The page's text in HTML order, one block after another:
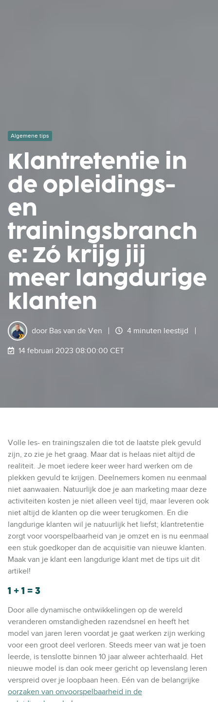
Algemene tips
Klantretentie in
de opleidings-
en
trainingsbranch
e: Zó krijg jij
meer langdurige
klanten
door Bas van de Ven 4 minuten leestijd
14 februari 2023 08:00:00 CET
Volle les- en trainingszalen die tot de laatste plek gevuld
zijn, zo zie je het graag. Maar dat is helaas niet altijd de
realiteit. Je moet iedere keer weer hard werken om de
plekken gevuld te krijgen. Deelnemers komen nu eenmaal
niet aanwaaien. Natuurlijk doe je aan marketing maar deze
activiteiten kosten je niet alleen veel tijd, maar leveren ook
niet altijd de klanten op die weer terugkomen. En die
langdurige klanten wil je natuurlijk het liefst; klantretentie
zorgt voor voorspelbaarheid van je omzet en is nu eenmaal
een stuk goedkoper dan de acquisitie van nieuwe klanten.
Maak van je klant een langdurige klant met de tips uit dit
artikel!
1 + 1 = 3
Door alle dynamische ontwikkelingen op de wereld
veranderen omstandigheden razendsnel en heeft het
model van jaren leren voordat je gaat werken zijn werking
voor een groot deel verloren. Steeds meer van wat je toen
leerde, is tenslotte binnen 10 jaar alweer achterhaald. Het
nieuwe model is dan ook meer gericht op levenslang leren
verspreid over je loopbaan heen. Eén van de belangrijke
oorzaken van onvoorspelbaarheid in de